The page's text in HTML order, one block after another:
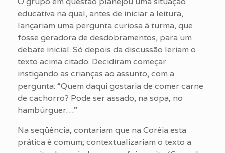
educativa na qual, antes de iniciar a leitura,
lançariam uma pergunta curiosa à turma, que
fosse geradora de desdobramentos, para um
debate inicial. Só depois da discussão leriam o
texto acima citado. Decidiram começar
instigando as crianças ao assunto, com a
pergunta: “Quem daqui gostaria de comer carne
de cachorro? Pode ser assado, na sopa, no
hambúrguer…”
Na seqüência, contariam que na Coréia esta
prática é comum; contextualizariam o texto a